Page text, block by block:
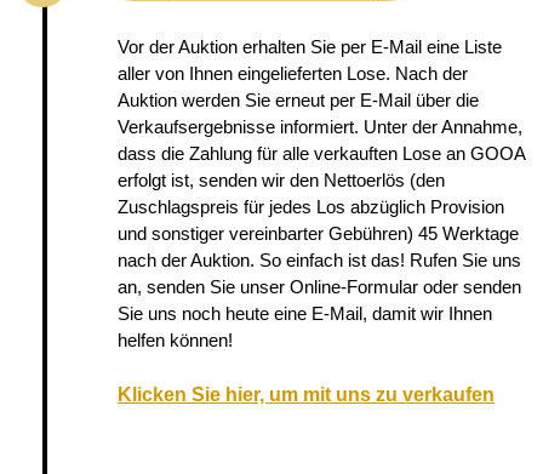
Vor der Auktion erhalten Sie per E-Mail eine Liste
aller von Ihnen eingelieferten Lose. Nach der
Auktion werden Sie erneut per E-Mail über die
Verkaufsergebnisse informiert. Unter der Annahme,
dass die Zahlung für alle verkauften Lose an GOOA
erfolgt ist, senden wir den Nettoerlös (den
Zuschlagspreis für jedes Los abzüglich Provision
und sonstiger vereinbarter Gebühren) 45 Werktage
nach der Auktion. So einfach ist das! Rufen Sie uns
an, senden Sie unser Online-Formular oder senden
Sie uns noch heute eine E-Mail, damit wir Ihnen
helfen können!
Klicken Sie hier, um mit uns zu verkaufen